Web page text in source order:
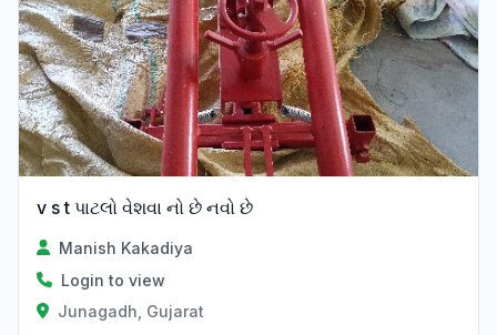
v s t પાટલો વેશવા નો છે નવો છે
Manish Kakadiya
Login to view
Junagadh, Gujarat